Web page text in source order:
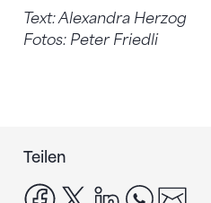
Text: Alexandra Herzog
Fotos: Peter Friedli
Teilen
facebook
x linkedin